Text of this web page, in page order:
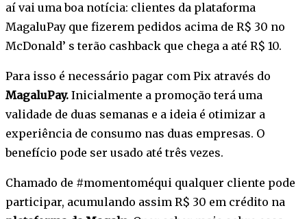
aí vai uma boa notícia: clientes da plataforma
MagaluPay que fizerem pedidos acima de R$ 30 no
McDonald’ s terão cashback que chega a até R$ 10.
Para isso é necessário pagar com Pix através do
MagaluPay. Inicialmente a promoção terá uma
validade de duas semanas e a ideia é otimizar a
experiência de consumo nas duas empresas. O
benefício pode ser usado até três vezes.
Chamado de #momentoméqui qualquer cliente pode
participar, acumulando assim R$ 30 em crédito na